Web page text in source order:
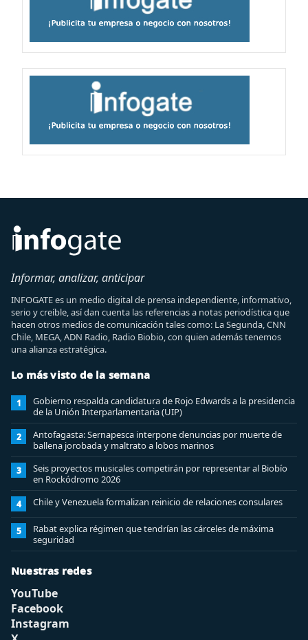
Informar, analizar, anticipar
INFOGATE es un medio digital de prensa independiente, informativo,
serio y creíble, así dan cuenta las referencias a notas periodística que
hacen otros medios de comunicación tales como: La Segunda, CNN
Chile, MEGA, ADN Radio, Radio Biobio, con quien además tenemos
una alianza estratégica.
Lo más visto de la semana
1
Gobierno respalda candidatura de Rojo Edwards a la presidencia
de la Unión Interparlamentaria (UIP)
2
Antofagasta: Sernapesca interpone denuncias por muerte de
ballena jorobada y maltrato a lobos marinos
3
Seis proyectos musicales competirán por representar al Biobío
en Rockódromo 2026
4 Chile y Venezuela formalizan reinicio de relaciones consulares
5
Rabat explica régimen que tendrían las cárceles de máxima
seguridad
Nuestras redes
YouTube
Facebook
Instagram